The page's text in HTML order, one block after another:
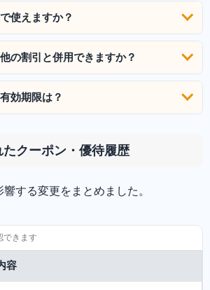
使えますか？
の割引と併用できますか？
効期限は？
クーポン・優待履歴
する変更をまとめました。
容